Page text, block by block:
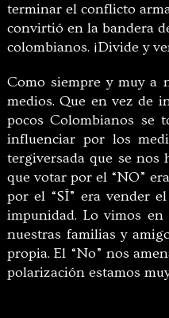
terminar el conflicto
convirtió en la bandera
colombianos. ¡Divide y
Como siempre y muy a
medios. Que en vez de
pocos Colombianos se
influenciar por los
tergiversada que se
que votar por el “NO”
por el “SÍ” era vender
impunidad. Lo vimos en
nuestras familias y
propia. El “No” nos
polarización estamos